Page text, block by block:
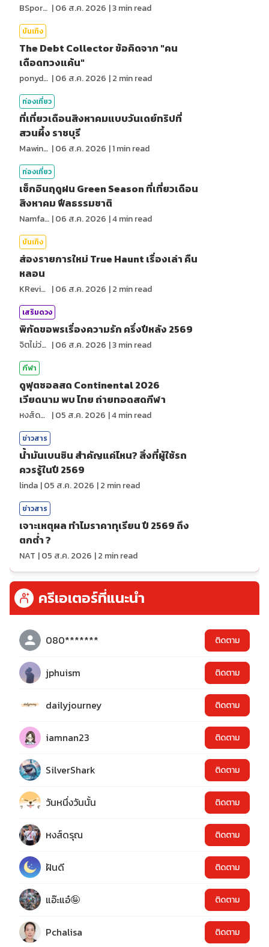
BSports8 |06 ส.ค. 2026 |3min read
บันเทิง
The Debt Collector ข้อคิดจาก "คน
เดือดทวงแค้น"
ponydiary |06 ส.ค. 2026 |2 min read
ท่องเที่ยว
ที่เที่ยวเดือนสิงหาคมแบบวันเดย์ทริปที่
สวนผึ้ง ราชบุรี
MawinMatravel |06 ส.ค. 2026 |1min read
ท่องเที่ยว
เช็กอินฤดูฝน Green Season ที่เที่ยวเดือน
สิงหาคม ฟีลธรรมชาติ
NamfahPhupha |06 ส.ค. 2026 |4min read
บันเทิง
ส่องรายการใหม่ True Haunt เรื่องเล่า คืน
หลอน
KReview |06 ส.ค. 2026 |2 min read
เสริมดวง
พิกัดขอพรเรื่องความรัก ครึ่งปีหลัง 2569
จิตไม่ว่าง |06 ส.ค. 2026 |3min read
กีฬา
ดูฟุตซอลสด Continental 2026
เวียดนาม พบ ไทย ถ่ายทอดสดกีฬา
หงส์ดรุณ |05 ส.ค. 2026 |4min read
ข่าวสาร
น้ำมันเบนซิน สำคัญแค่ไหน? สิ่งที่ผู้ใช้รถ
ควรรู้ในปี 2569
linda |05 ส.ค. 2026 |2 min read
ข่าวสาร
เจาะเหตุผล ทำไมราคาทุเรียน ปี 2569 ถึง
ตกต่ำ ?
NAT |05 ส.ค. 2026 |2 min read
ครีเอเตอร์ที่แนะนำ
080******* ติดตาม
jphuism ติดตาม
dailyjourney ติดตาม
iamnan23 ติดตาม
SilverShark ติดตาม
วันหนึ่งวันนั้น ติดตาม
หงส์ดรุณ ติดตาม
ฝันดี ติดตาม
แอ๊ะแอ๋🤪 ติดตาม
Pchalisa ติดตาม